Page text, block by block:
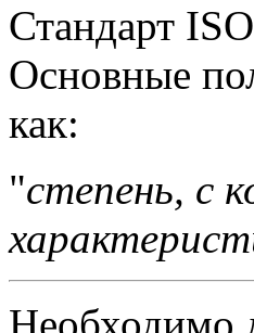
Стандарт
Основные
как:
"степень, с
Необходимо